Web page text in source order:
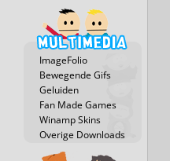
ImageFolio
Bewegende Gifs
Geluiden
Fan Made Games
Winamp Skins
Overige Downloads